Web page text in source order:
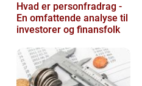
Hvad er personfradrag -
En omfattende analyse til
investorer og finansfolk